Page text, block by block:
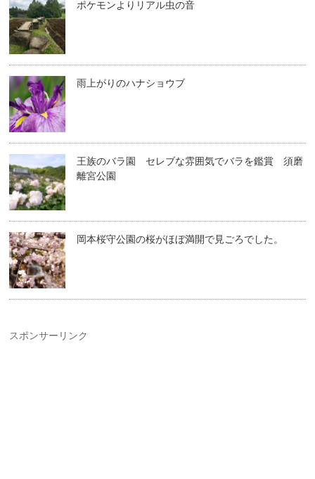
ポケモンよりリアル虫の音
雨上がりのハナショウブ
王族のバラ園 セレブな雰囲気でバラを鑑賞 須磨
離宮公園
岡本桜守公園の桜がほぼ満開で見ごろでした。
スポンサーリンク